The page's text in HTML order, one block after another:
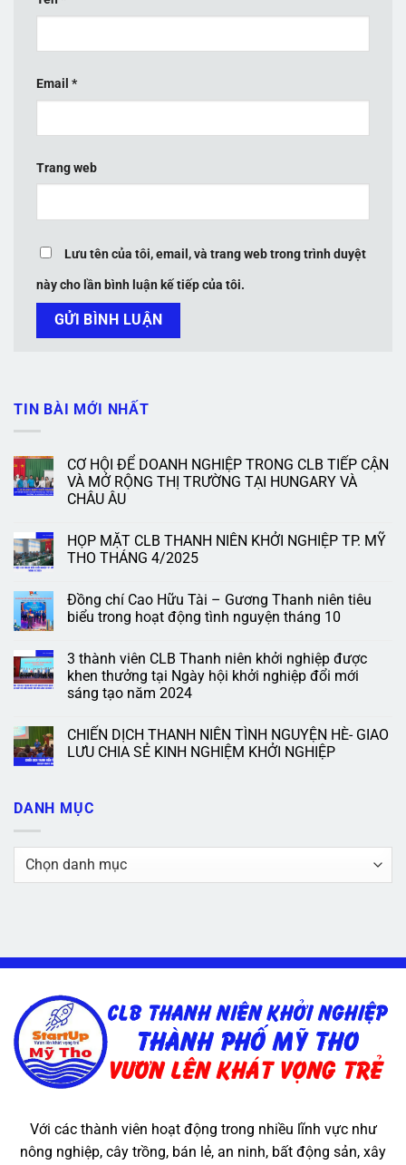
Email *
Trang web
Lưu tên của tôi, email, và trang web trong trình duyệt
này cho lần bình luận kế tiếp của tôi.
TIN BÀI MỚI NHẤT
CƠ HỘI ĐỂ DOANH NGHIỆP TRONG CLB TIẾP CẬN
VÀ MỞ RỘNG THỊ TRƯỜNG TẠI HUNGARY VÀ
CHÂU ÂU
HỌP MẶT CLB THANH NIÊN KHỞI NGHIỆP TP. MỸ
THO THÁNG 4/2025
Đồng chí Cao Hữu Tài – Gương Thanh niên tiêu
biểu trong hoạt động tình nguyện tháng 10
3 thành viên CLB Thanh niên khởi nghiệp được
khen thưởng tại Ngày hội khởi nghiệp đổi mới
sáng tạo năm 2024
CHIẾN DỊCH THANH NIÊN TÌNH NGUYỆN HÈ- GIAO
LƯU CHIA SẺ KINH NGHIỆM KHỞI NGHIỆP
DANH MỤC
Danh
Với các thành viên hoạt động trong nhiều lĩnh vực như
nông nghiệp, cây trồng, bán lẻ, an ninh, bất động sản, xây